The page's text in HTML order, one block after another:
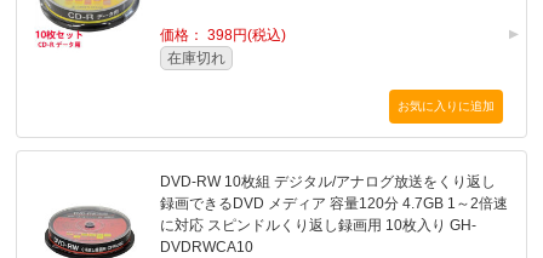
価格： 398円(税込)
在庫切れ
DVD-RW 10枚組 デジタル/アナログ放送をくり返し
録画できるDVD メディア 容量120分 4.7GB 1～2倍速
に対応 スピンドルくり返し録画用 10枚入り GH-
DVDRWCA10